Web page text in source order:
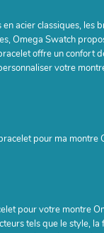
acier classiques, les
Omega Swatch
offre un confort
votre
pour ma montre
pour votre montre
tels que le style,